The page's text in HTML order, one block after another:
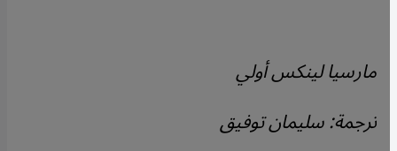
مارسيا لينكس أولي
ترجمة: سليمان توفيق